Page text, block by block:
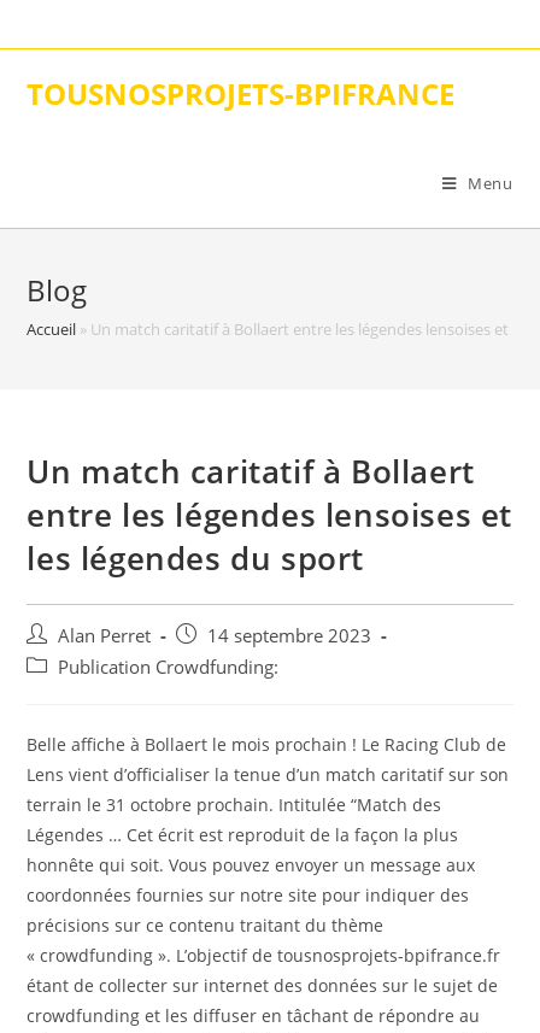
to
TOUSNOSPROJETS-BPIFRANCE
Menu
Blog
Accueil » Un match caritatif à Bollaert entre les légendes lensoises et
Un match caritatif à Bollaert
entre les légendes lensoises et
les légendes du sport
Auteur/autrice
de
Alan Perret
Post
published:
14 septembre 2023
PostPublication Crowdfunding:
Belle affiche à Bollaert le mois prochain ! Le Racing Club de
Lens vient d’officialiser la tenue d’un match caritatif sur son
terrain le 31 octobre prochain. Intitulée “Match des
Légendes … Cet écrit est reproduit de la façon la plus
honnête qui soit. Vous pouvez envoyer un message aux
coordonnées fournies sur notre site pour indiquer des
précisions sur ce contenu traitant du thème
« crowdfunding ». L’objectif de tousnosprojets-bpifrance.fr
étant de collecter sur internet des données sur le sujet de
crowdfunding et les diffuser en tâchant de répondre au